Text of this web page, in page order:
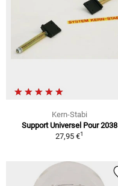
Kern-Stabi
Support Universel Pour 2038
27,95 €1